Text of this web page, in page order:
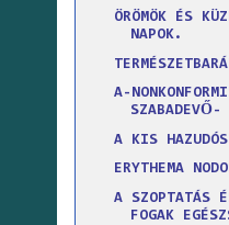
ÖRÖMÖK ÉS
NAPOK.
A-
SZABADEVŐ-
A KIS HAZUDÓS
ERYTHEMA
A SZOPTATÁS
FOGAK